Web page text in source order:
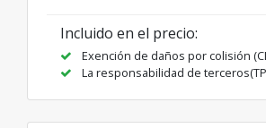
Incluido en el precio:
Exención de daños por colisión
La responsabilidad de